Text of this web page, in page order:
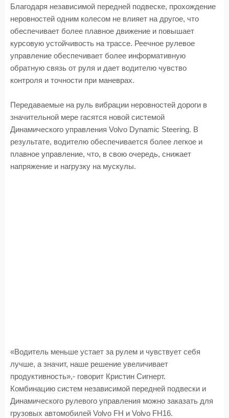
Благодаря независимой передней подвеске, прохождение
неровностей одним колесом не влияет на другое, что
обеспечивает более плавное движение и повышает
курсовую устойчивость на трассе. Реечное рулевое
управление обеспечивает более информативную
обратную связь от руля и дает водителю чувство
контроля и точности при маневрах.
Передаваемые на руль вибрации неровностей дороги в
значительной мере гасятся новой системой
Динамического управления Volvo Dynamic Steering. В
результате, водителю обеспечивается более легкое и
плавное управление, что, в свою очередь, снижает
напряжение и нагрузку на мускулы.
«Водитель меньше устает за рулем и чувствует себя
лучше, а значит, наше решение увеличивает
продуктивность»,- говорит Кристин Сигнерт.
Комбинацию систем независимой передней подвески и
Динамического рулевого управления можно заказать для
грузовых автомобилей Volvo FH и Volvo FH16.